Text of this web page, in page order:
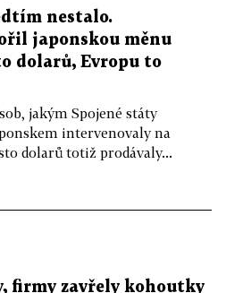
nestalo.
japonskou měnu
dolarů, Evropu to
jakým Spojené státy
intervenovaly na
dolarů totiž prodávaly...
firmy zavřely kohoutky